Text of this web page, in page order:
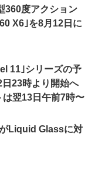
360度アクション
X6｣を8月12日に
11｣シリーズの予
23時より開始へ
は翌13日午前7時〜
Liquid Glassに対